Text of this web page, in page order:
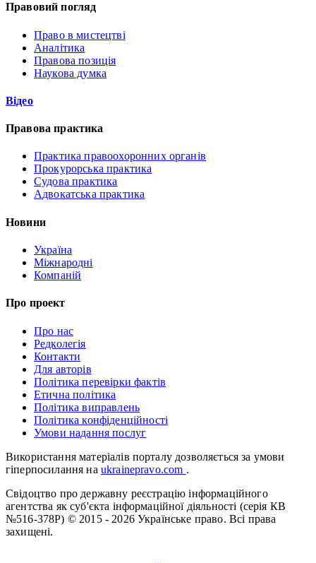
Правовий погляд
Право в мистецтві
Аналітика
Правова позиція
Наукова думка
Відео
Правова практика
Практика правоохоронних органів
Прокурорська практика
Судова практика
Адвокатська практика
Новини
Україна
Міжнародні
Компаній
Про проект
Про нас
Редколегія
Контакти
Для авторів
Політика перевірки фактів
Етична політика
Політика виправлень
Політика конфіденційності
Умови надання послуг
Використання матеріалів порталу дозволяється за умови
гіперпосилання на ukrainepravo.com .
Свідоцтво про державну реєстрацію інформаційного
агентства як суб'єкта інформаційної діяльності (серія КВ
№516-378Р) © 2015 - 2026 Українське право. Всі права
захищені.